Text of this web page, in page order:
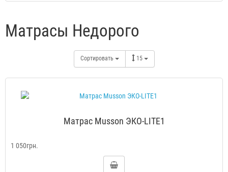
Матрасы Недорого
Сортировать 15
Матрас Musson ЭКО-LITE1
1 050грн.